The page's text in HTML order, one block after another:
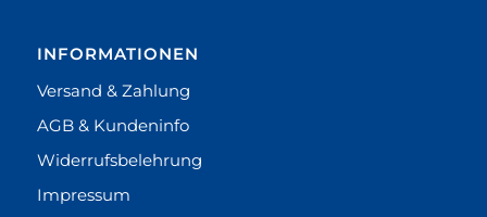
INFORMATIONEN
Versand & Zahlung
AGB & Kundeninfo
Widerrufsbelehrung
Impressum